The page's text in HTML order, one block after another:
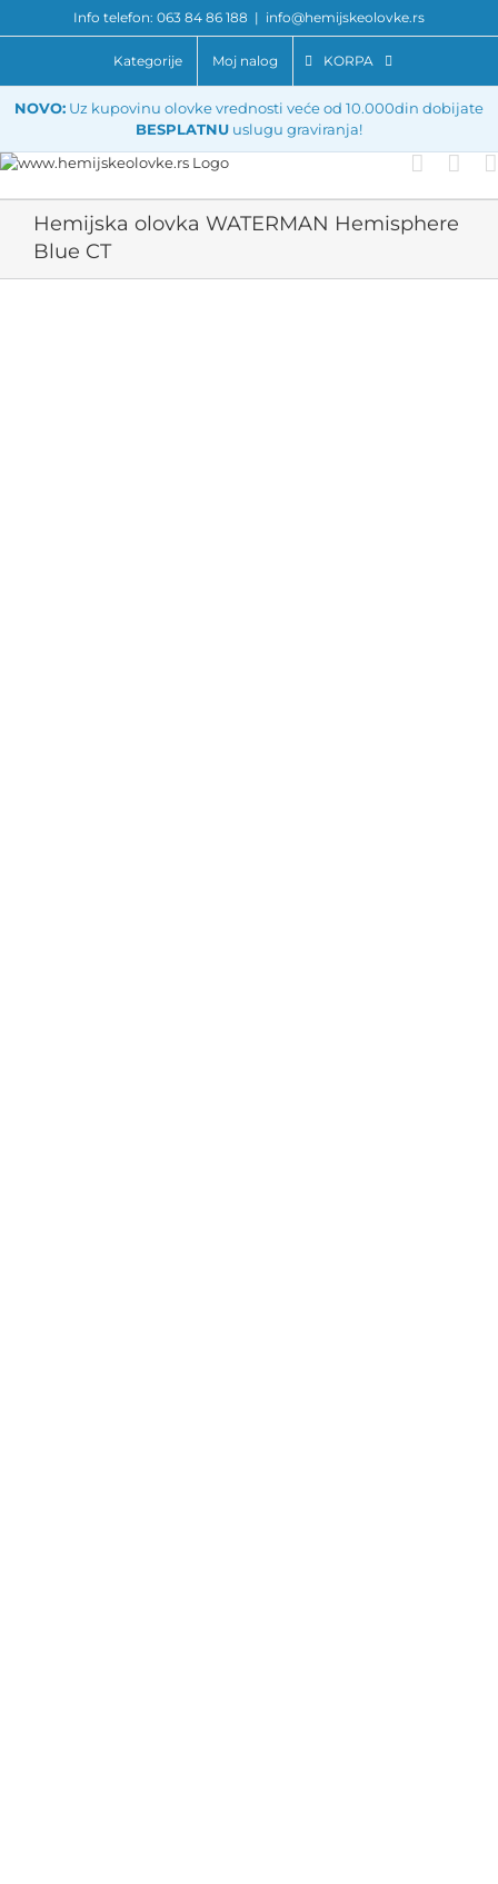
Info telefon: 063 84 86 188 | info@hemijskeolovke.rs
Kategorije Moj nalog KORPA
NOVO: Uz kupovinu olovke vrednosti veće od 10.000din dobijate
BESPLATNU uslugu graviranja!
Hemijska olovka WATERMAN Hemisphere
Blue CT